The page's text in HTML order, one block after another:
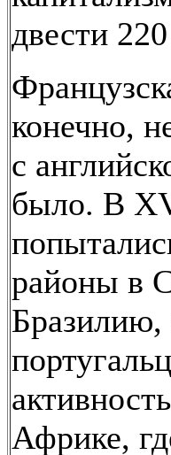
двести
конечно,
с
было. В
районы в
Бразилию,
Африке,